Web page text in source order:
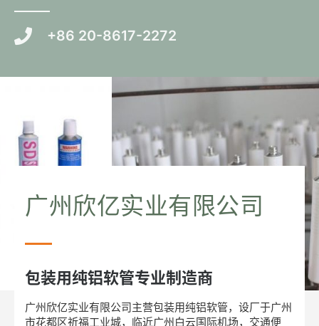
+86 20-8617-2272
广州欣亿实业有限公司
包装用纯铝软管专业制造商
广州欣亿实业有限公司主营包装用纯铝软管，设厂于广州
市花都区祈福工业城，临近广州白云国际机场，交通便